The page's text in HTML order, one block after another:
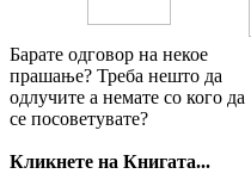
Барате одговор на некое
прашање? Треба нешто да
одлучите а немате со кого да
се посоветувате?
Кликнете на Книгата...